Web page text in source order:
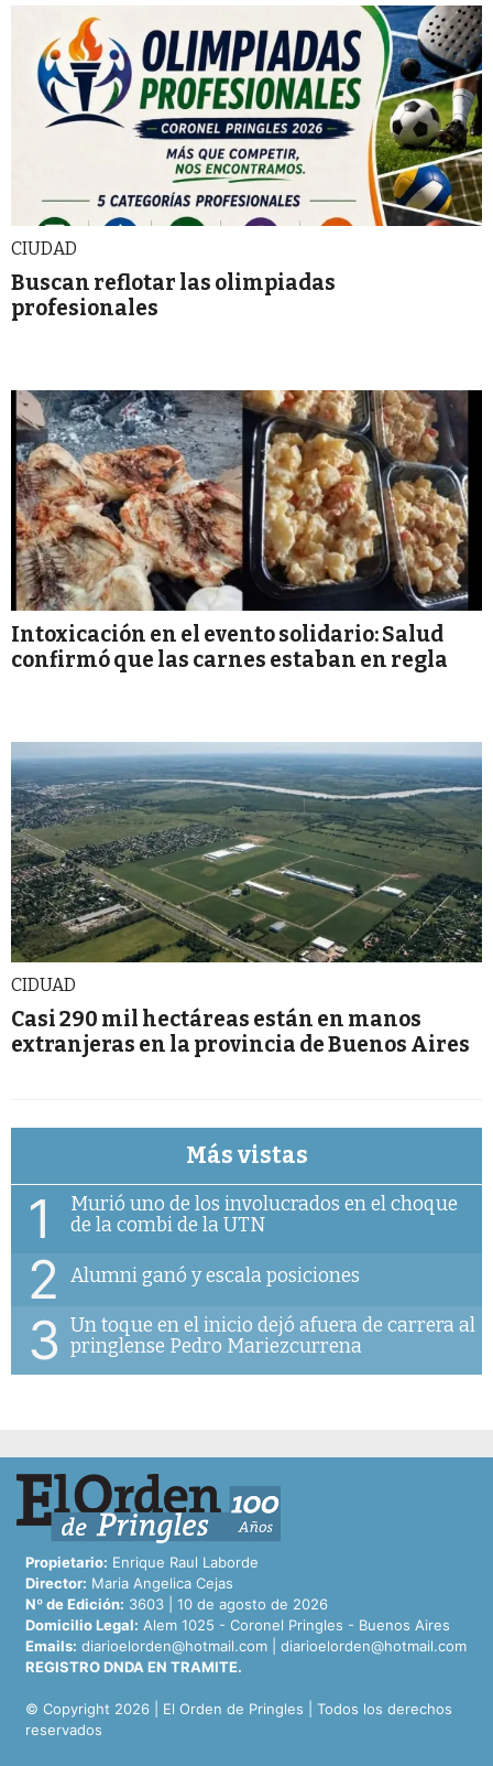
CIUDAD
Buscan reflotar las olimpiadas
profesionales
Intoxicación en el evento solidario: Salud
confirmó que las carnes estaban en regla
CIDUAD
Casi 290 mil hectáreas están en manos
extranjeras en la provincia de Buenos Aires
Más vistas
1
Murió uno de los involucrados en el choque
de la combi de la UTN
2 Alumni ganó y escala posiciones
3 Un toque en el inicio dejó afuera de carrera al
pringlense Pedro Mariezcurrena
Propietario: Enrique Raul Laborde
Director: Maria Angelica Cejas
Nº de Edición: 3603 | 10 de agosto de 2026
Domicilio Legal: Alem 1025 - Coronel Pringles - Buenos Aires
Emails: diarioelorden@hotmail.com
diarioelorden@hotmail.com
REGISTRO DNDA EN TRAMITE.
© Copyright 2026 | El Orden de Pringles | Todos los derechos
reservados